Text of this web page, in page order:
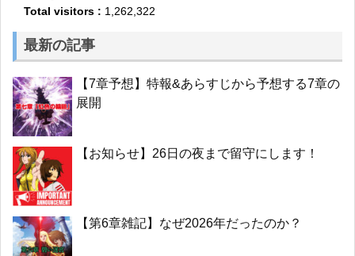
Total visitors : 1,262,322
最新の記事
【7章予想】特報&あらすじから予想する7章の
展開
【お知らせ】26日の夜まで留守にします！
【第6章雑記】なぜ2026年だったのか？